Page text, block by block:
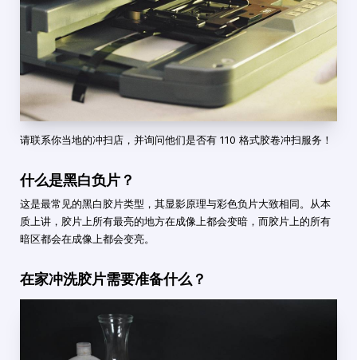
请联系你当地的冲扫店，并询问他们是否有 110 格式胶卷冲扫服务！
什么是黑白负片？
这是最常见的黑白胶片类型，其显影原理与彩色负片大致相同。从本
质上讲，胶片上所有最亮的地方在成像上都会变暗，而胶片上的所有
暗区都会在成像上都会变亮。
在家冲洗胶片需要准备什么？